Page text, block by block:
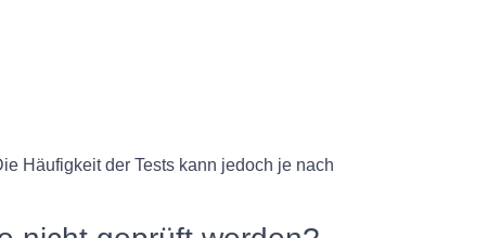
Häufigkeit der Tests kann jedoch je nach